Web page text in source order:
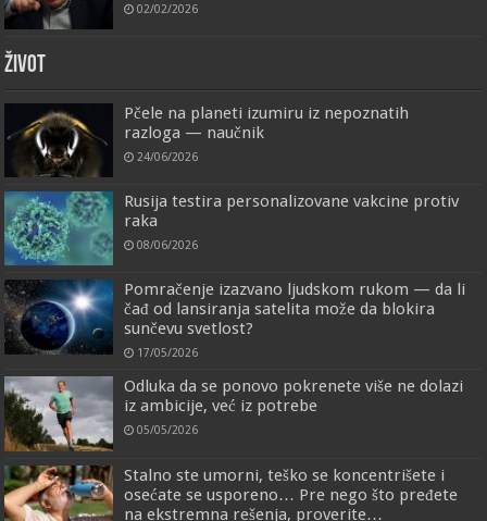
02/02/2026
ŽIVOT
Pčele na planeti izumiru iz nepoznatih
razloga — naučnik
24/06/2026
Rusija testira personalizovane vakcine protiv
raka
08/06/2026
Pomračenje izazvano ljudskom rukom — da li
čađ od lansiranja satelita može da blokira
sunčevu svetlost?
17/05/2026
Odluka da se ponovo pokrenete više ne dolazi
iz ambicije, već iz potrebe
05/05/2026
Stalno ste umorni, teško se koncentrišete i
osećate se usporeno… Pre nego što pređete
na ekstremna rešenja, proverite…